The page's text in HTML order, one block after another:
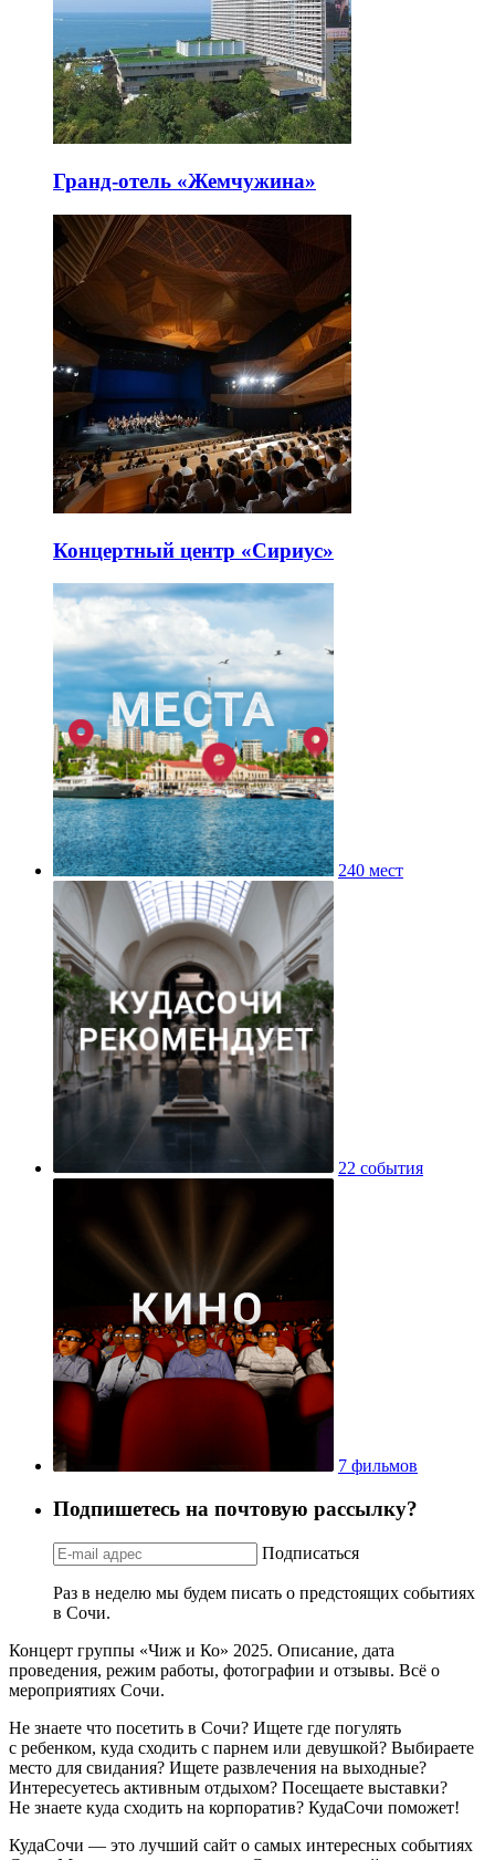
Гранд-отель «Жемчужина»
Концертный центр «Сириус»
240 мест
22 события
7 фильмов
Подпишетесь на почтовую рассылку?
Подписаться
Раз в неделю мы будем писать о предстоящих событиях
в Сочи.
Концерт группы «Чиж и Ко» 2025. Описание, дата
проведения, режим работы, фотографии и отзывы. Всё о
мероприятиях Сочи.
Не знаете что посетить в Сочи? Ищете где погулять
с ребенком, куда сходить с парнем или девушкой? Выбираете
место для свидания? Ищете развлечения на выходные?
Интересуетесь активным отдыхом? Посещаете выставки?
Не знаете куда сходить на корпоратив? КудаСочи поможет!
КудаСочи — это лучший сайт о самых интересных событиях